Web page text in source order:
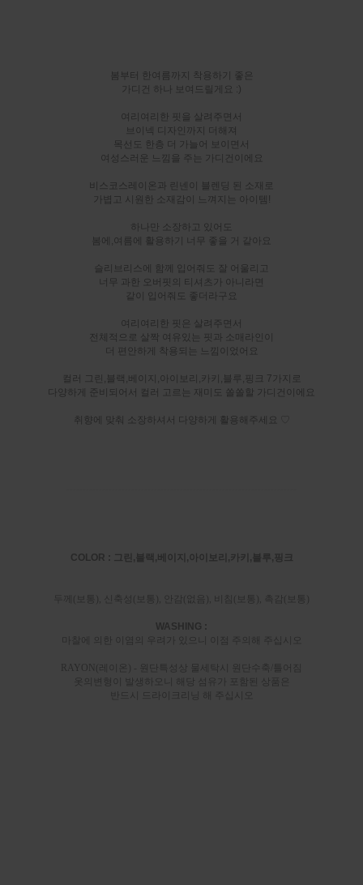
봄부터 한여름까지 착용하기 좋은
가디건 하나 보여드릴게요 :)
여리여리한 핏을 살려주면서
브이넥 디자인까지 더해져
목선도 한층 더 가늘어 보이면서
여성스러운 느낌을 주는 가디건이에요
비스코스레이온과 린넨이 블렌딩 된 소재로
가볍고 시원한 소재감이 느껴지는 아이템!
하나만 소장하고 있어도
봄에,여름에 활용하기 너무 좋을 거 같아요
슬리브리스에 함께 입어줘도 잘 어울리고
너무 과한 오버핏의 티셔츠가 아니라면
같이 입어줘도 좋더라구요
여리여리한 핏은 살려주면서
전체적으로 살짝 여유있는 핏과 소매라인이
더 편안하게 착용되는 느낌이었어요
컬러 그린,블랙,베이지,아이보리,카키,블루,핑크 7가지로
다양하게 준비되어서 컬러 고르는 재미도 쏠쏠할 가디건이에요
취향에 맞춰 소장하셔서 다양하게 활용해주세요 ♡
COLOR : 그린,블랙,베이지,아이보리,카키,블루,핑크
두께(보통), 신축성(보통), 안감(없음), 비침(보통), 촉감(보통)
WASHING :
마찰에 의한 이염의 우려가 있으니 이점 주의해 주십시오
RAYON(레이온) - 원단특성상 물세탁시 원단수축/틀어짐
옷의변형이 발생하오니 해당 섬유가 포함된 상품은
반드시 드라이크리닝 해 주십시오